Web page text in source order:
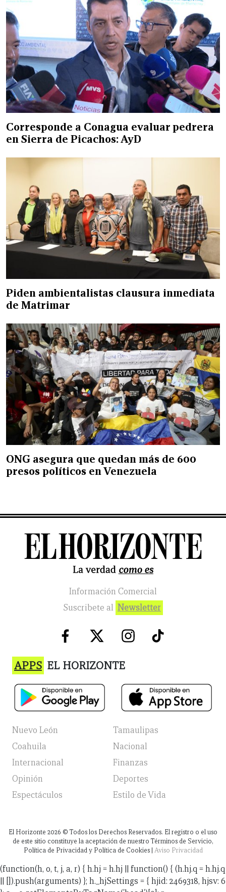
Corresponde a Conagua evaluar pedrera
en Sierra de Picachos: AyD
Piden ambientalistas clausura inmediata
de Matrimar
ONG asegura que quedan más de 600
presos políticos en Venezuela
Información Comercial
Suscribete al Newsletter
APPS EL HORIZONTE
Nuevo León
Tamaulipas
Coahuila
Nacional
Internacional
Finanzas
Opinión
Deportes
Espectáculos
Estilo de Vida
El Horizonte 2026 © Todos los Derechos Reservados. El registro o el uso
de este sitio constituye la aceptación de nuestro Términos de Servicio,
Política de Privacidad y Política de Cookies | Aviso Privacidad
(function(h, o, t, j, a, r) { h.hj = h.hj || function() { (h.hj.q = h.hj.q
|| []).push(arguments) }; h._hjSettings = { hjid: 2469318, hjsv: 6